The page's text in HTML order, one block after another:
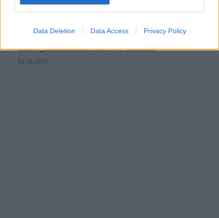
Data Deletion Data Access Privacy Policy
Άννα Κορακάκη: «Το πιο πολύτιμο “μετάλλιό”
μου είναι η κόρη μου» – Η ανάρτηση για τα
δέκα χρόνια από τη νίκη της στο Ρίο
09.08.2026